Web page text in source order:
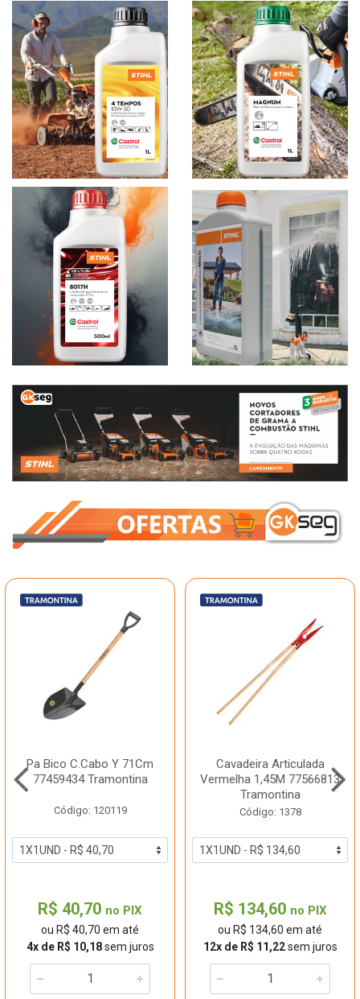
Pa Bico C.Cabo Y 71Cm
77459434 Tramontina
Código: 120119
R$ 40,70 no PIX
ou R$ 40,70 em até
4x de R$ 10,18sem juros
Cavadeira Articulada
Vermelha 1,45M 77566813
Tramontina
Código: 1378
R$ 134,60 no PIX
ou R$ 134,60 em até
12x de R$ 11,22sem juros